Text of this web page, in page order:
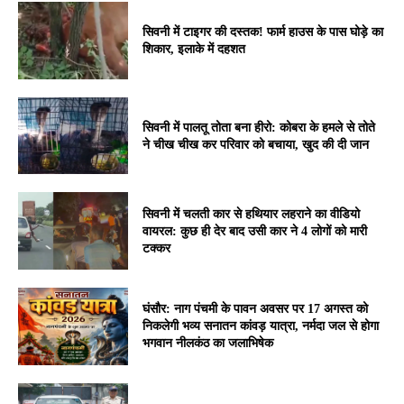
सिवनी में टाइगर की दस्तक! फार्म हाउस के पास घोड़े का
शिकार, इलाके में दहशत
सिवनी में पालतू तोता बना हीरो: कोबरा के हमले से तोते
ने चीख चीख कर परिवार को बचाया, खुद की दी जान
सिवनी में चलती कार से हथियार लहराने का वीडियो
वायरल: कुछ ही देर बाद उसी कार ने 4 लोगों को मारी
टक्कर
घंसौर: नाग पंचमी के पावन अवसर पर 17 अगस्त को
निकलेगी भव्य सनातन कांवड़ यात्रा, नर्मदा जल से होगा
भगवान नीलकंठ का जलाभिषेक